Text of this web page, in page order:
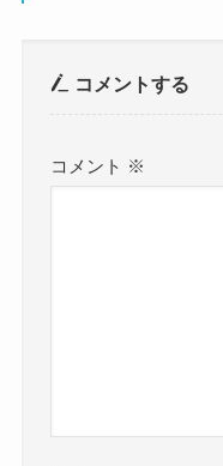
コメントする
コメント ※